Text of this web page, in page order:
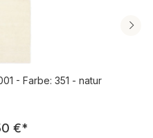
- Farbe: 351 - natur
Preis:
€*